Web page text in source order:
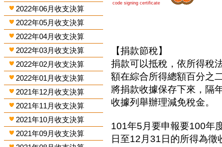
2022年06月收支決算
2022年05月收支決算
2022年04月收支決算
2022年03月收支決算
2022年02月收支決算
2022年01月收支決算
2021年12月收支決算
2021年11月收支決算
2021年10月收支決算
2021年09月收支決算
code signing certificate
【捐款節稅】
捐款可以抵稅，依所得稅
額在綜合所得總額百分之
將捐款收據保存下來，隔
收據列舉辦理減免稅金。
101年5月要申報要100年
日至12月31日的所得為